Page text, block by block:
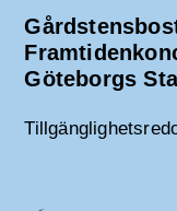
Göteborgs